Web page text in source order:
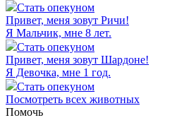
Стать опекуном
Привет, меня зовут Ричи!
Я Мальчик, мне 8 лет.
Стать опекуном
Привет, меня зовут Шардоне!
Я Девочка, мне 1 год.
Стать опекуном
Посмотреть всех животных
Помочь